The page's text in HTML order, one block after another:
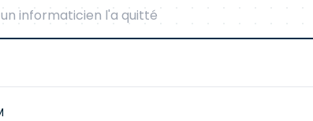
un informaticien l'a quitté